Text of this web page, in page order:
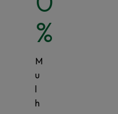
%
M
u
l
h